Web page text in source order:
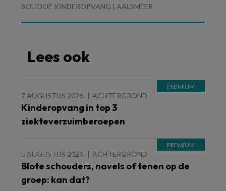
SOLIDOE KINDEROPVANG | AALSMEER
Lees ook
7 AUGUSTUS 2026 ACHTERGROND
Kinderopvang in top 3
ziekteverzuimberoepen
5 AUGUSTUS 2026 ACHTERGROND
Blote schouders, navels of tenen op de
groep: kan dat?